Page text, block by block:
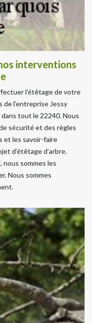
interventions
l’étêtage de votre
de l’entreprise Jessy
dans tout le 22240. Nous
sécurité et des règles
et les savoir-faire
d’étêtage d’arbre.
nous sommes les
Nous sommes